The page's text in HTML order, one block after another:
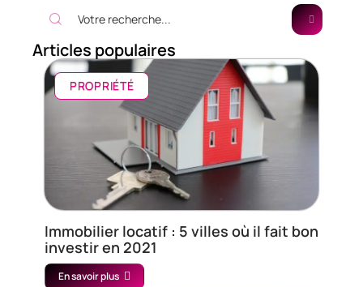
Articles populaires
PROPRIÉTÉ
Immobilier locatif : 5 villes où il fait bon
investir en 2021
En savoir plus